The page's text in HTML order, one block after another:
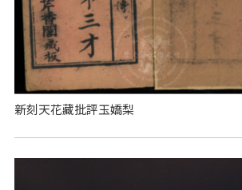
新刻天花藏批評玉嬌梨